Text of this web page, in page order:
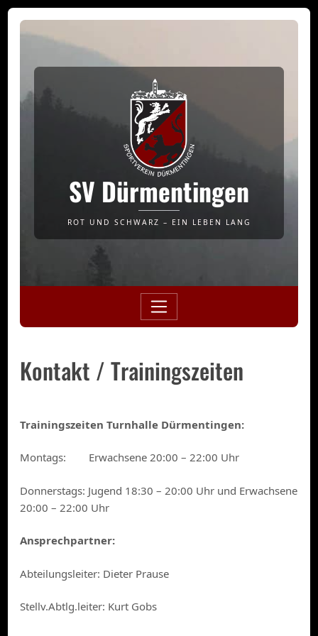
SV Dürmentingen
ROT UND SCHWARZ – EIN LEBEN LANG
Kontakt / Trainingszeiten
Trainingszeiten Turnhalle Dürmentingen:
Montags: Erwachsene 20:00 – 22:00 Uhr
Donnerstags: Jugend 18:30 – 20:00 Uhr und Erwachsene
20:00 – 22:00 Uhr
Ansprechpartner:
Abteilungsleiter: Dieter Prause
Stellv.Abtlg.leiter: Kurt Gobs